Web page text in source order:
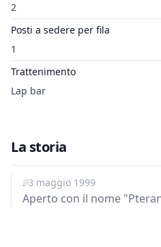
2
Posti a sedere per fila
1
Trattenimento
Lap bar
La storia
28 maggio 1999
Aperto con il nome